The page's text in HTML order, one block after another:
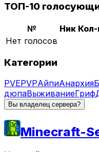
ТОП-10
№ Ник Кол-
Нет голосов
Категории
PVEPVPАйпиАнархия
дюпаВыживаниеГриф
Вы владелец сервера?
Minecraft-